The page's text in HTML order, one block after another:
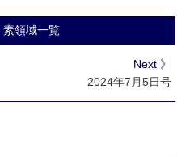
素領域一覧
Next 》
2024年7月5日号